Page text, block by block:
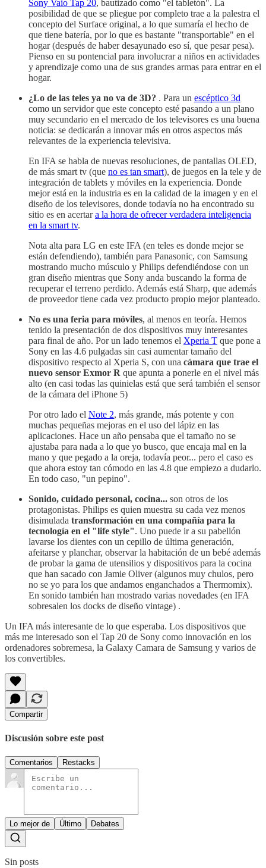
Sony Vaio Tap 20, bautizado como "el tabletón". La
posibilidad de que se pliegue por completo trae a la palestra el
concepto del Surface original, a lo que sumaría el hecho de
que tiene batería, por lo que es bastante "transportable" en el
hogar (después de haber desayunado eso sí, que pesar pesa).
Pienso en su pontencial para involucrar a niños en actividades
y aprendizaje como una de sus grandes armas para entrar en el
hogar.
¿Lo de las teles ya no va de 3D? . Para un escéptico 3d
como un servidor que este concepto esté pasando a un plano
muy secundario en el mercado de los televisores es una buena
noticia: se dedicarán a innovar más en otros aspectos más
relevantes de la experiencia televisiva.
En IFA se habla de nuevas resoluciones, de pantallas OLED,
de más smart tv (que no es tan smart), de juegos en la tele y de
integración de tablets y móviles en la experiencia. Donde
mejor está en la industria es en la calidad de la imagen y en el
diseño de los televisores, donde todavía no ha encontrado su
sitio es en acertara la hora de ofrecer verdadera inteligencia
en la smart tv.
Nota alta para LG en este IFA (en teles es donde mejor se
están defendiendo), también para Panasonic, con Samsung
mostrando mucho músculo y Philips defendiéndose con un
gran diseño mientras que Sony anda buscando la forma de
recuperar el terreno perdido. Además está Sharp, que además
de proveedor tiene cada vez producto propio mejor planteado.
No es una feria para móviles, al menos en teoría. Hemos
tenido la presentación de dos dispositivos muy interesantes
para final de año. Por un lado tenemos el Xperia T que pone a
Sony en las 4.6 pulgadas sin casi aumentar tamaño del
dispositivo respecto al Xperia S, con una cámara que trae el
nuevo sensor Exmor R que apunta a ponerle en el nivel más
alto (en casi todas las quinielas está que será también el sensor
de la cámara del iPhone 5)
Por otro lado el Note 2, más grande, más potente y con
muchas pequeñas mejoras en el uso del lápiz en las
aplicaciones. Hace un año pensaba que el tamaño no se
ajustaba para nada a lo que yo busco, que encaja mal en la
mano y que pegado a la oreja, todavía peor... pero el caso es
que ahora estoy tan cómodo en las 4.8 que empiezo a dudarlo.
En todo caso, "un pepino".
Sonido, cuidado personal, cocina... son otros de los
protagonistas. Philips es quien muestra su cada vez menos
disimulada transformación en una compañía para la
tecnología en el "life style". Uno puede ir a su pabellón
lavarse los dientes con un cepillo de última generación,
afeitarse y planchar, observar la habitación de un bebé además
de probar la gama de utensilios y dispositivos para la cocina
que han sacado con Jamie Oliver (algunos muy chulos, pero
no se yo para los que andamos enganchados a Thermomix).
En sonido también han mostrado varias novedades (en IFA
sobresalen los docks de diseño vintage) .
Un IFA más interesante de lo que esperaba. Los dispositivos que
más me interesado son el Tap 20 de Sony como innovación en los
ordenadores sobremesa, la Galaxy Camara de Samsung y varios de
los convertibles.
Compartir
Discusión sobre este post
Comentarios Restacks
Lo mejor de Último Debates
Sin posts